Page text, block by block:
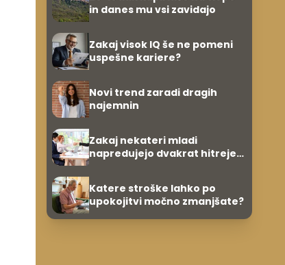
in danes mu vsi zavidajo
Zakaj visok IQ še ne pomeni
uspešne kariere?
Novi trend zaradi dragih
najemnin
Zakaj nekateri mladi
napredujejo dvakrat hitreje
Katere stroške lahko po
upokojitvi močno zmanjšate?